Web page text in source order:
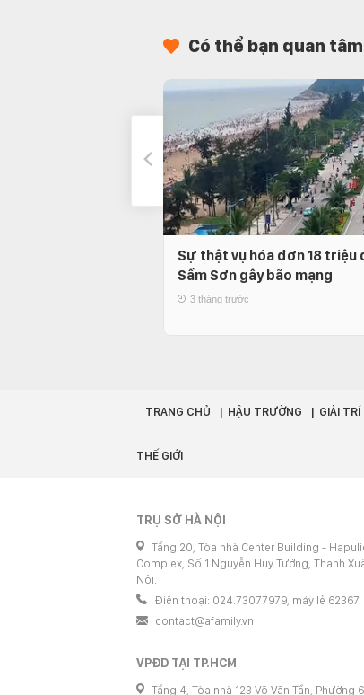
Có thể bạn quan tâm
Sự thật vụ hóa đơn 18 triệu
Sầm Sơn gây bão mạng
3 tháng trước
TRANG CHỦ HẬU TRƯỜNG GIẢI TRÍ
THẾ GIỚI
TRỤ SỞ HÀ NỘI
Tầng 20, Tòa nhà Center Building -
Complex, Số 1 Nguyễn Huy Tưởng, Thanh
Nội.
Điện thoại: 024.73077979, máy lẻ 62367
contact@afamily.vn
VPĐD TẠI TP.HCM
Tầng 4, Tòa nhà 123 Võ Văn Tần, Phường